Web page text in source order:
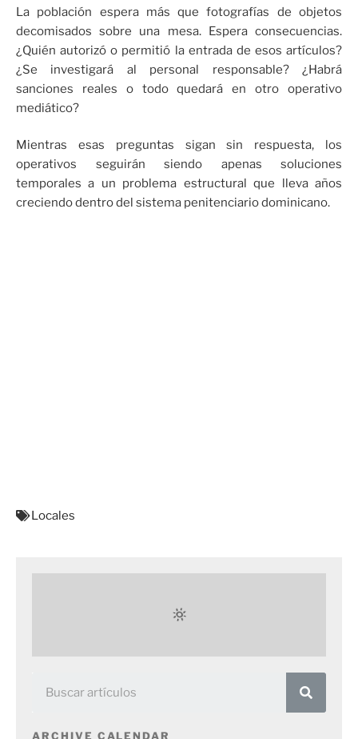
La población espera más que fotografías de objetos
decomisados sobre una mesa. Espera consecuencias.
¿Quién autorizó o permitió la entrada de esos artículos?
¿Se investigará al personal responsable? ¿Habrá
sanciones reales o todo quedará en otro operativo
mediático?
Mientras esas preguntas sigan sin respuesta, los
operativos seguirán siendo apenas soluciones
temporales a un problema estructural que lleva años
creciendo dentro del sistema penitenciario dominicano.
Locales
ARCHIVE CALENDAR